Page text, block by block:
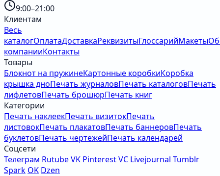
9:00–21:00
Клиентам
Весь
каталогОплатаДоставкаРеквизитыГлоссарийМакеты
компанииКонтакты
Товары
Блокнот на пружинеКартонные коробкиКоробка
крышка дноПечать журналовПечать каталоговПечать
лифлетовПечать брошюрПечать книг
Категории
Печать наклеекПечать визитокПечать
листовокПечать плакатовПечать баннеровПечать
буклетовПечать чертежейПечать календарей
Соцсети
Телеграм RutubeVK PinterestVC Livejournal Tumblr
Spark OK Dzen